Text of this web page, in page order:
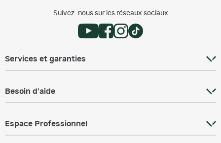
Suivez-nous sur les réseaux sociaux
Services et garanties
Besoin d'aide
Espace Professionnel